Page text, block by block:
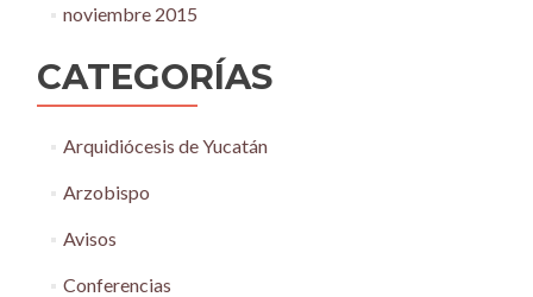
noviembre 2015
CATEGORÍAS
Arquidiócesis de Yucatán
Arzobispo
Avisos
Conferencias